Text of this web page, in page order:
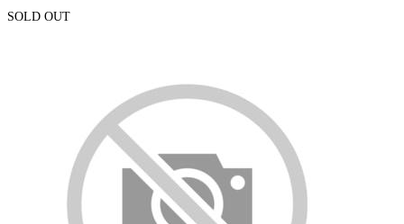
SOLD OUT